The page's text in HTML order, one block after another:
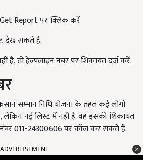
Report पर क्लिक करें
देख सकते हैं.
है, तो हेल्पलाइन नंबर पर शिकायत दर्ज करें.
सम्मान निधि योजना के तहत कई लोगों
लेकिन नई लिस्ट में नहीं है. वह इसकी शिकायत
011-24300606 पर कॉल कर सकते हैं.
ADVERTISEMENT